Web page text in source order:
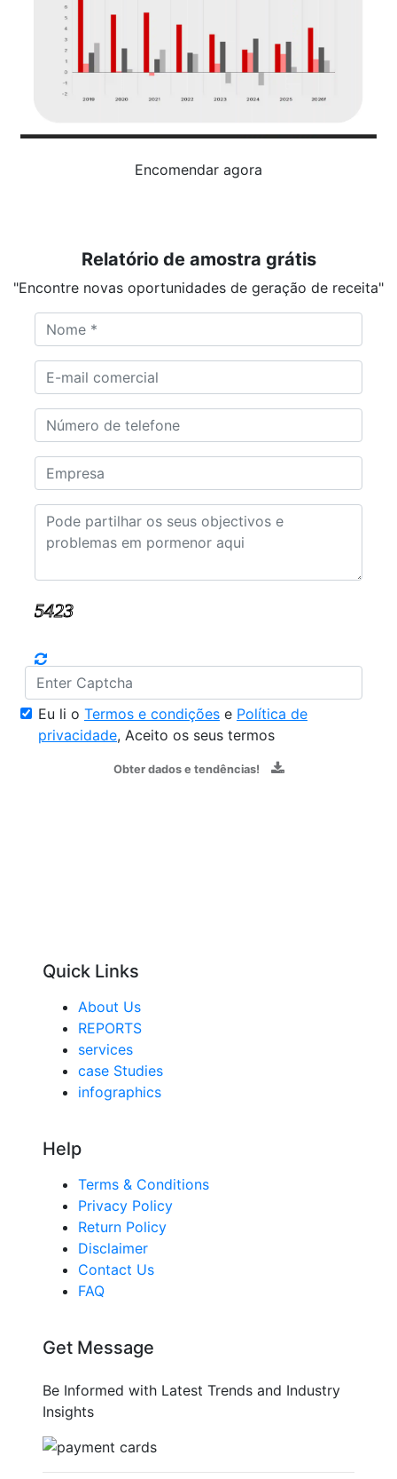
Encomendar agora
Relatório de amostra grátis
"Encontre novas oportunidades de geração de receita"
Eu li o Termos e condições e Política de
privacidade, Aceito os seus termos
Obter dados e tendências!
Quick Links
About Us
REPORTS
services
case Studies
infographics
Help
Terms & Conditions
Privacy Policy
Return Policy
Disclaimer
Contact Us
FAQ
Get Message
Be Informed with Latest Trends and Industry
Insights